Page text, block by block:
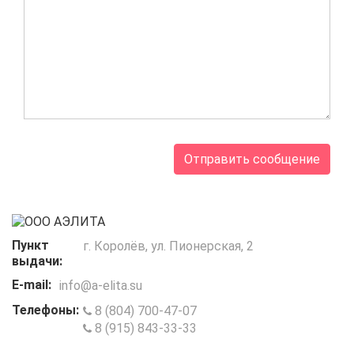
Пункт
выдачи:
г. Королёв, ул. Пионерская, 2
E-mail: info@a-elita.su
Телефоны:
8 (804) 700-47-07
8 (915) 843-33-33